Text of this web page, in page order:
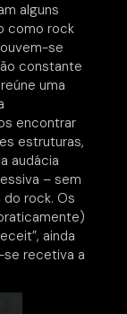
alguns
como rock
se
constante
uma
encontrar
estruturas,
audácia
– sem
rock. Os
ainda
se recetiva a